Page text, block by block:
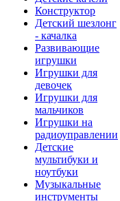
Конструктор
Детский шезлонг
- качалка
Развивающие
игрушки
Игрушки для
девочек
Игрушки для
мальчиков
Игрушки на
радиоуправлении
Детские
мультибуки и
ноутбуки
Музыкальные
инструменты